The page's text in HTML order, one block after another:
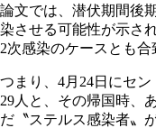
論文では、潜伏期間後
染させる可能性が示さ
2次感染のケースとも合
つまり、4月24日にセ
29人と、その帰国時、
だ〝ステルス感染者〟